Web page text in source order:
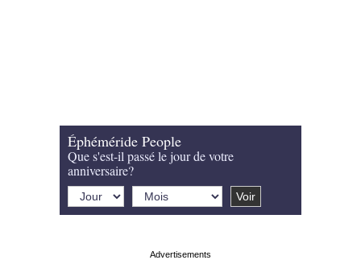
Éphéméride People
Que s'est-il passé le jour de votre
anniversaire?